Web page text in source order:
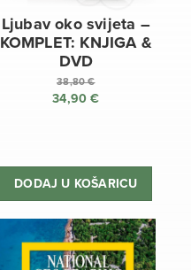
Ljubav oko svijeta –
KOMPLET: KNJIGA &
DVD
38,80€
Izvorna
38,80 €.
34,90€
34,90 €.
DODAJ U KOŠARICU